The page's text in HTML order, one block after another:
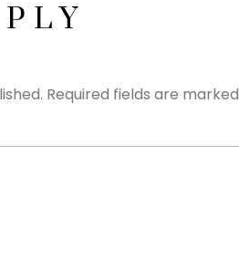
Required fields are marked